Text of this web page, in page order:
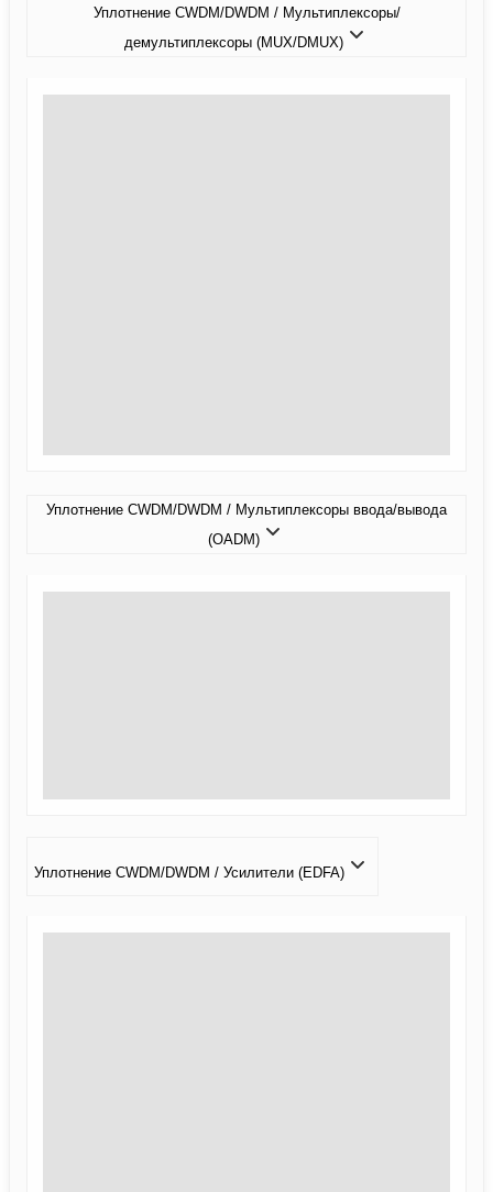
Уплотнение CWDM/DWDM / Мультиплексоры/
демультиплексоры (MUX/DMUX)
Уплотнение CWDM/DWDM / Мультиплексоры ввода/вывода
(OADM)
Уплотнение CWDM/DWDM / Усилители (EDFA)